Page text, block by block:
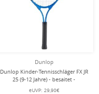
Dunlop
Dunlop Kinder-Tennisschläger FX JR
25 (9-12 Jahre) - besaitet -
eUVP: 29,90€